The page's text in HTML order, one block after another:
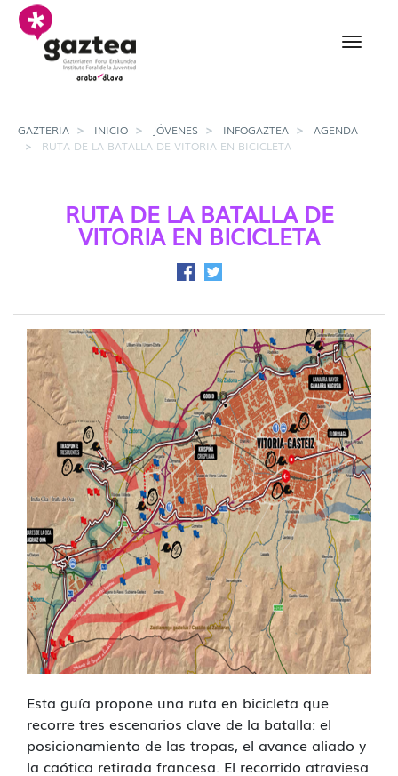
Saltar al contenido principal
Ruta de la Batalla de
GAZTERIA INICIO JÓVENES INFOGAZTEA
AGENDA
RUTA DE LA BATALLA DE VITORIA EN BICICLETA
RUTA DE LA BATALLA DE
VITORIA EN BICICLETA
Compartir en Facebook
Compartir en Twitter
Esta guía propone una ruta en bicicleta que
recorre tres escenarios clave de la batalla: el
posicionamiento de las tropas, el avance aliado y
la caótica retirada francesa. El recorrido atraviesa